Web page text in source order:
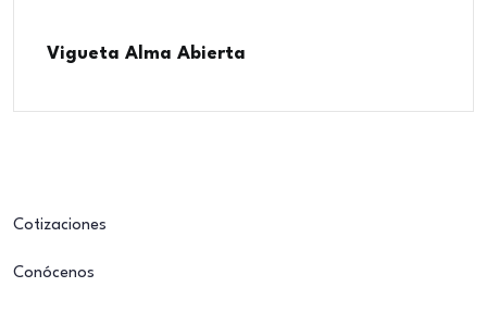
Vigueta Alma Abierta
Cotizaciones
Conócenos